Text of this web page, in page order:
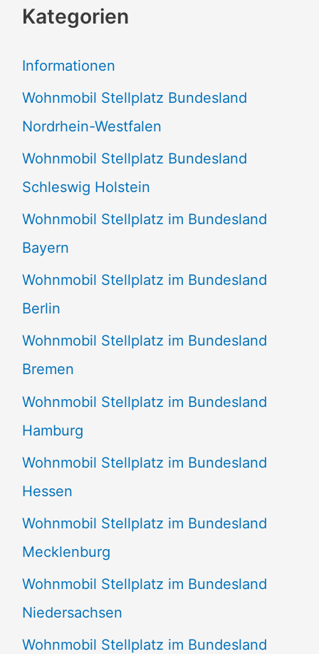
h
n
n
a
c
h
:
Kategorien
Informationen
Wohnmobil Stellplatz Bundesland
Nordrhein-Westfalen
Wohnmobil Stellplatz Bundesland
Schleswig Holstein
Wohnmobil Stellplatz im Bundesland
Bayern
Wohnmobil Stellplatz im Bundesland
Berlin
Wohnmobil Stellplatz im Bundesland
Bremen
Wohnmobil Stellplatz im Bundesland
Hamburg
Wohnmobil Stellplatz im Bundesland
Hessen
Wohnmobil Stellplatz im Bundesland
Mecklenburg
Wohnmobil Stellplatz im Bundesland
Niedersachsen
Wohnmobil Stellplatz im Bundesland